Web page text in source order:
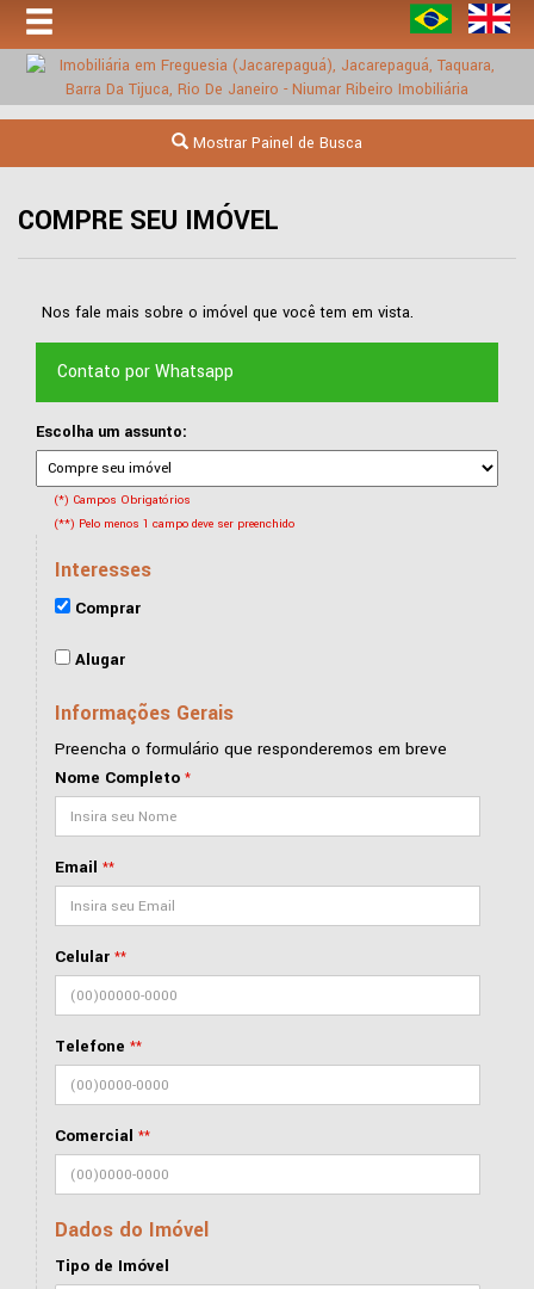
Mostrar Painel de Busca
COMPRE SEU IMÓVEL
Nos fale mais sobre o imóvel que você tem em vista.
Contato por Whatsapp
Escolha um assunto:
(*) Campos Obrigatórios
(**) Pelo menos 1 campo deve ser preenchido
Interesses
Comprar
Alugar
Informações Gerais
Preencha o formulário que responderemos em breve
Nome Completo *
Email **
Celular **
Telefone **
Comercial **
Dados do Imóvel
Tipo de Imóvel